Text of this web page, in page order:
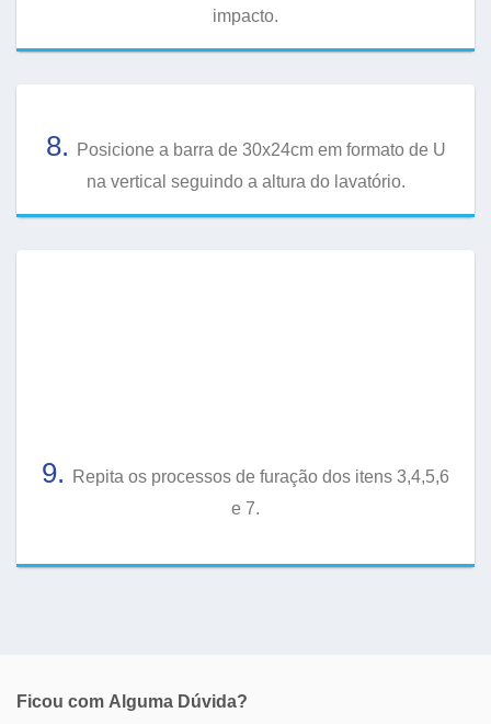
impacto.
8.
Posicione a barra de 30x24cm em formato de U
na vertical seguindo a altura do lavatório.
9.
Repita os processos de furação dos itens 3,4,5,6
e 7.
Ficou com Alguma Dúvida?